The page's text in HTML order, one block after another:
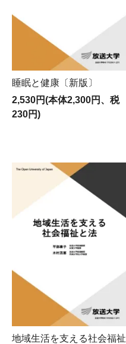
睡眠と健康〔新版〕
2,530円(本体2,300円、税
230円)
地域生活を支える社会福祉